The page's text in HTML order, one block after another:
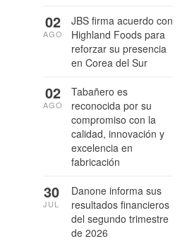
JBS firma acuerdo con
Highland Foods para
reforzar su presencia
en Corea del Sur
02
AGO
Tabañero es
reconocida por su
compromiso con la
calidad, innovación y
excelencia en
fabricación
02
AGO
Danone informa sus
resultados financieros
del segundo trimestre
de 2026
30
JUL